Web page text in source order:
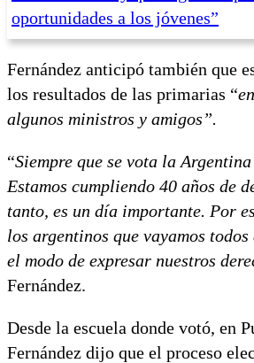
oportunidades a los jóvenes”
Fernández anticipó también que
los resultados de las primarias “
algunos ministros y amigos”.
“Siempre que se vota la
Estamos cumpliendo 40 años de
tanto, es un día importante. Por
los argentinos que vayamos
el modo de expresar nuestros
Fernández.
Desde la escuela donde votó, en
Fernández dijo que el proceso